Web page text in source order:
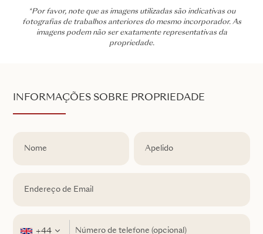
*Por favor, note que as imagens utilizadas são indicativas ou
fotografias de trabalhos anteriores do mesmo incorporador. As
imagens podem não ser exatamente representativas da
propriedade.
INFORMAÇÕES SOBRE PROPRIEDADE
+44